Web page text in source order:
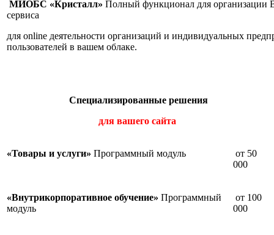
МИОБС «Кристалл» Полный функционал для организации
сервиса
для online деятельности организаций и индивидуальных
пользователей в вашем облаке.
Специализированные решения
для вашего сайта
«Товары и услуги» Программный модуль
от 50
000
«Внутрикорпоративное обучение» Программный
модуль
от 100
000